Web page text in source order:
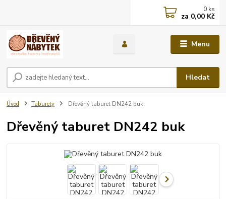
Menu
Hledat
0 ks
za 0,00 Kč
Úvod Taburety Dřevěný taburet DN242 buk
Dřevěný taburet DN242 buk